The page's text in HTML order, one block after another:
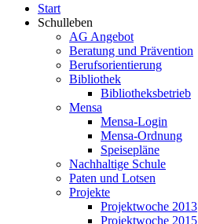
Start
Schulleben
AG Angebot
Beratung und Prävention
Berufsorientierung
Bibliothek
Bibliotheksbetrieb
Mensa
Mensa-Login
Mensa-Ordnung
Speisepläne
Nachhaltige Schule
Paten und Lotsen
Projekte
Projektwoche 2013
Projektwoche 2015